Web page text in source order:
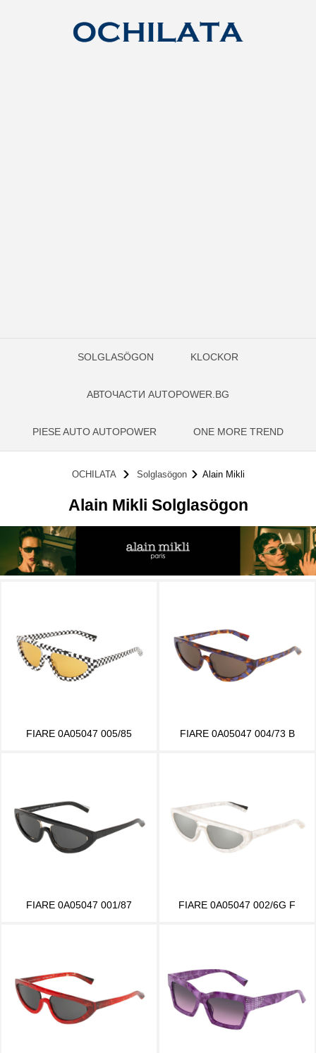
SOLGLASÖGON KLOCKOR
АВТОЧАСТИ AUTOPOWER.BG
PIESE AUTO AUTOPOWER ONE MORE TREND
OCHILATA Solglasögon Alain Mikli
Alain Mikli Solglasögon
FIARE 0A05047 005/85 FIARE 0A05047 004/73 B
FIARE 0A05047 001/87 FIARE 0A05047 002/6G F